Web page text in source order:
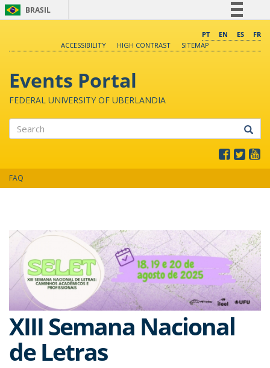
BRASIL
Comunica BR
Canais
PT EN ES
FR
ACCESSIBILITY
HIGH CONTRAST SITEMAP
Events Portal
FEDERAL UNIVERSITY OF UBERLANDIA
FAQ
XIII Semana Nacional
de Letras